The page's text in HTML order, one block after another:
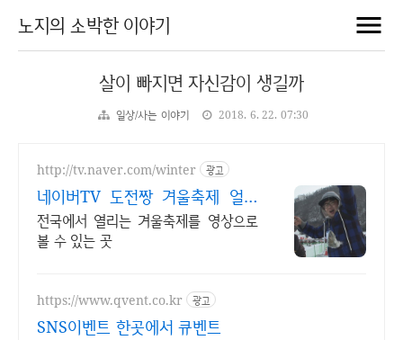
노지의 소박한 이야기
살이 빠지면 자신감이 생길까
일상/사는 이야기 2018. 6. 22. 07:30
http://tv.naver.com/winter 광고
네이버TV 도전짱 겨울축제 얼음
낚시 여행지로 고고씽
전국에서 열리는 겨울축제를 영상으로
볼 수 있는 곳
https://www.qvent.co.kr 광고
SNS이벤트 한곳에서 큐벤트